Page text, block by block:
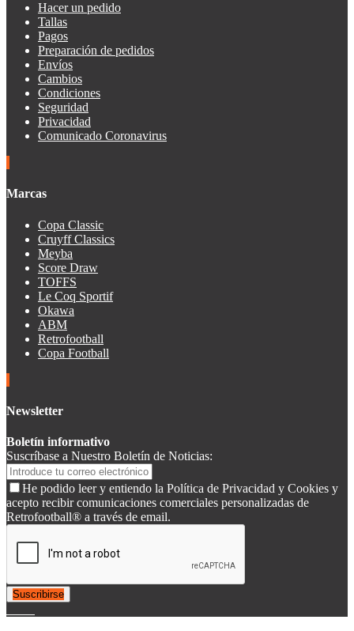
Hacer un pedido
Tallas
Pagos
Preparación de pedidos
Envíos
Cambios
Condiciones
Seguridad
Privacidad
Comunicado Coronavirus
Marcas
Copa Classic
Cruyff Classics
Meyba
Score Draw
TOFFS
Le Coq Sportif
Okawa
ABM
Retrofootball
Copa Football
Newsletter
Boletín informativo
Suscríbase a Nuestro Boletín de Noticias:
He podido leer y entiendo la Política de Privacidad y Cookies y
acepto recibir comunicaciones comerciales personalizadas de
Retrofootball® a través de email.
Suscribirse